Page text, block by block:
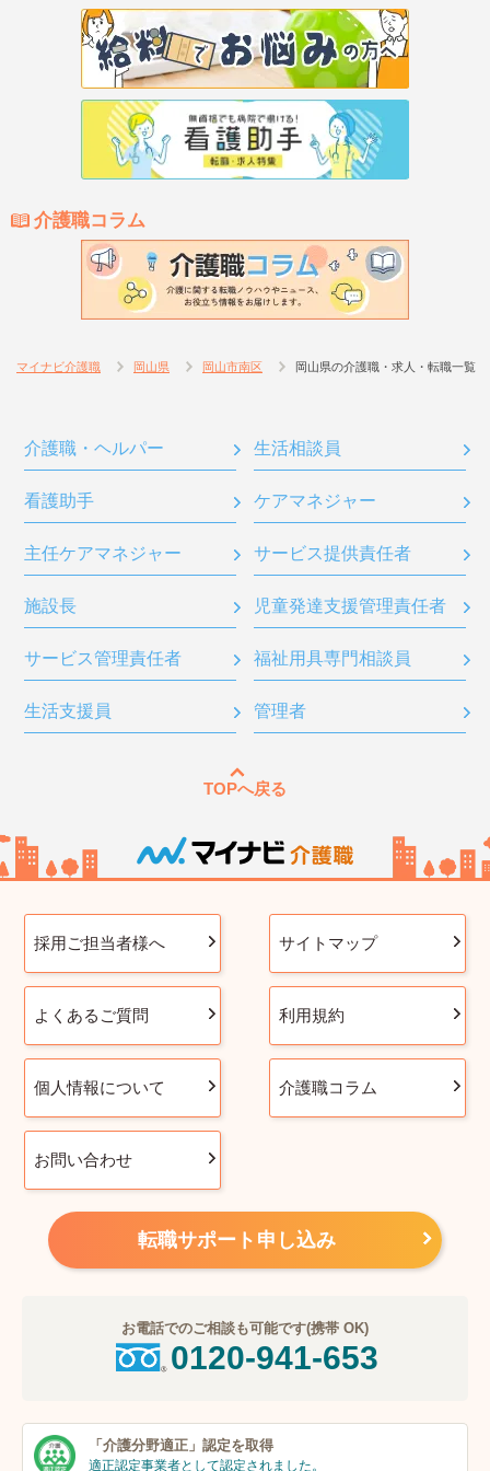
介護職コラム
マイナビ介護職 岡山県 岡山市南区 岡山県の介護職・求人・転職一覧
介護職・ヘルパー 生活相談員
看護助手 ケアマネジャー
主任ケアマネジャー サービス提供責任者
施設長 児童発達支援管理責任者
サービス管理責任者 福祉用具専門相談員
生活支援員 管理者
TOPへ戻る
採用ご担当者様へ サイトマップ
よくあるご質問 利用規約
個人情報について 介護職コラム
お問い合わせ
転職サポート申し込み
お電話でのご相談も可能です(携帯 OK)
0120-941-653
「介護分野適正」 認定を取得
適正認定事業者として認定されました。